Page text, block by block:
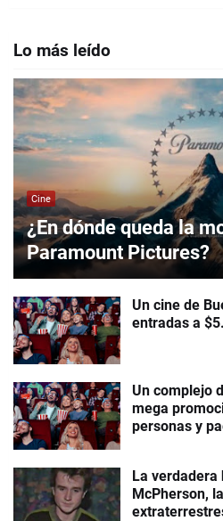
Lo más leído
Cine
¿En dónde queda la
Paramount Pictures?
Un cine de
entradas a
Un complejo
mega
personas y
La verdadera
McPherson,